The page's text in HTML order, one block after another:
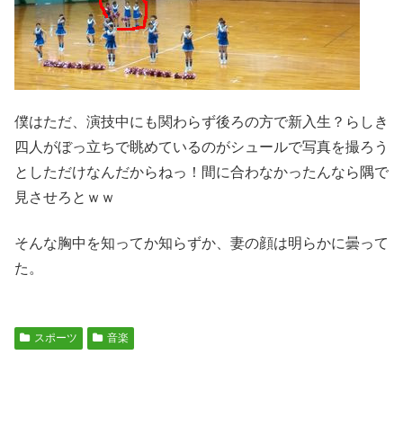
僕はただ、演技中にも関わらず後ろの方で新入生？らしき
四人がぼっ立ちで眺めているのがシュールで写真を撮ろう
としただけなんだからねっ！間に合わなかったんなら隅で
見させろとｗｗ
そんな胸中を知ってか知らずか、妻の顔は明らかに曇って
た。
スポーツ 音楽